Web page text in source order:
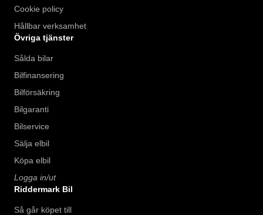
Cookie policy
Hållbar verksamhet
Övriga tjänster
Sålda bilar
Bilfinansering
Bilförsäkring
Bilgaranti
Bilservice
Sälja elbil
Köpa elbil
Logga in/ut
Riddermark Bil
Så går köpet till